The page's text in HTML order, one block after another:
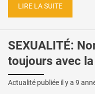
LIRE LA SUITE
SEXUALITÉ:
toujours avec
Actualité publiée il y a 9